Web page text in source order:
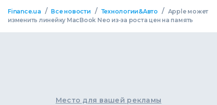
Finance.ua / Все новости / Технологии&Авто / Apple может
изменить линейку MacBook Neo из-за роста цен на память
Место для вашей рекламы